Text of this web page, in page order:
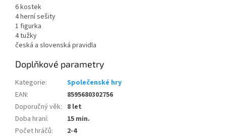
6 kostek
4 herní sešity
1 figurka
4 tužky
česká a slovenská pravidla
Doplňkové parametry
Kategorie:
Společenské hry
EAN:
8595680302756
Doporučný věk: 8 let
Doba hraní:
15 min.
Počet hráčů:
2-4